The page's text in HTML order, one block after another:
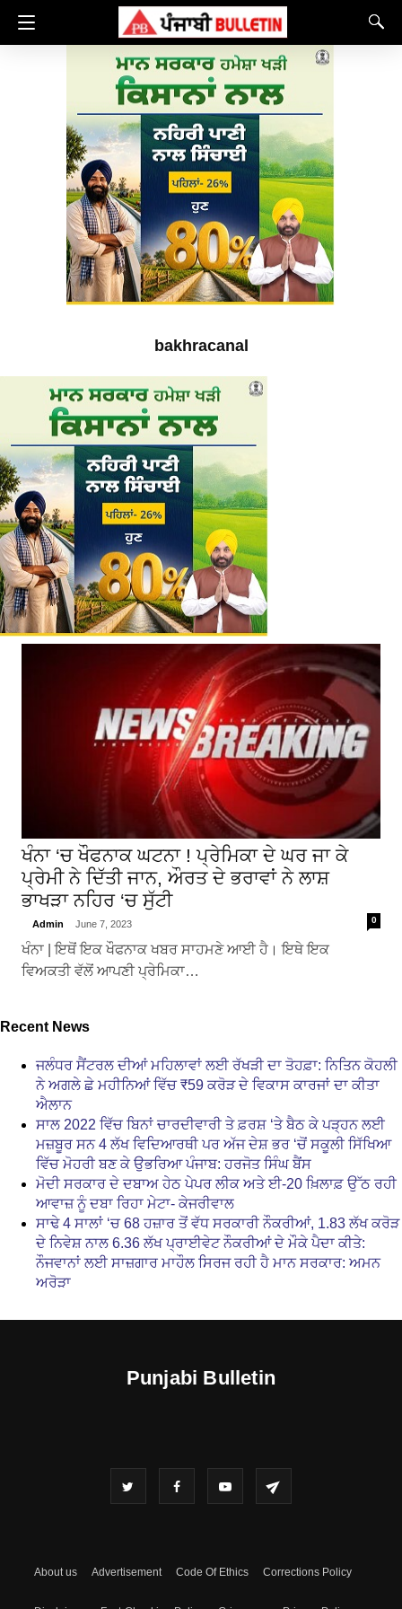
bakhracanal
ਖੰਨਾ ‘ਚ ਖੌਫਨਾਕ ਘਟਨਾ ! ਪ੍ਰੇਮਿਕਾ ਦੇ ਘਰ ਜਾ ਕੇ
ਪ੍ਰੇਮੀ ਨੇ ਦਿੱਤੀ ਜਾਨ, ਔਰਤ ਦੇ ਭਰਾਵਾਂ ਨੇ ਲਾਸ਼
ਭਾਖੜਾ ਨਹਿਰ ‘ਚ ਸੁੱਟੀ
Admin June 7, 2023 0
ਖੰਨਾ | ਇਥੋਂ ਇਕ ਖੌਫਨਾਕ ਖਬਰ ਸਾਹਮਣੇ ਆਈ ਹੈ। ਇਥੇ ਇਕ
ਵਿਅਕਤੀ ਵੱਲੋਂ ਆਪਣੀ ਪ੍ਰੇਮਿਕਾ…
Recent News
ਜਲੰਧਰ ਸੈਂਟਰਲ ਦੀਆਂ ਮਹਿਲਾਵਾਂ ਲਈ ਰੱਖੜੀ ਦਾ ਤੋਹਫ਼ਾ: ਨਿਤਿਨ ਕੋਹਲੀ
ਨੇ ਅਗਲੇ ਛੇ ਮਹੀਨਿਆਂ ਵਿੱਚ ₹59 ਕਰੋੜ ਦੇ ਵਿਕਾਸ ਕਾਰਜਾਂ ਦਾ ਕੀਤਾ
ਐਲਾਨ
ਸਾਲ 2022 ਵਿੱਚ ਬਿਨਾਂ ਚਾਰਦੀਵਾਰੀ ਤੇ ਫ਼ਰਸ਼ ‘ਤੇ ਬੈਠ ਕੇ ਪੜ੍ਹਨ ਲਈ
ਮਜ਼ਬੂਰ ਸਨ 4 ਲੱਖ ਵਿਦਿਆਰਥੀ ਪਰ ਅੱਜ ਦੇਸ਼ ਭਰ ‘ਚੋਂ ਸਕੂਲੀ ਸਿੱਖਿਆ
ਵਿੱਚ ਮੋਹਰੀ ਬਣ ਕੇ ਉਭਰਿਆ ਪੰਜਾਬ: ਹਰਜੋਤ ਸਿੰਘ ਬੈਂਸ
ਮੋਦੀ ਸਰਕਾਰ ਦੇ ਦਬਾਅ ਹੇਠ ਪੇਪਰ ਲੀਕ ਅਤੇ ਈ-20 ਖ਼ਿਲਾਫ਼ ਉੱਠ ਰਹੀ
ਆਵਾਜ਼ ਨੂੰ ਦਬਾ ਰਿਹਾ ਮੇਟਾ- ਕੇਜਰੀਵਾਲ
ਸਾਢੇ 4 ਸਾਲਾਂ ‘ਚ 68 ਹਜ਼ਾਰ ਤੋਂ ਵੱਧ ਸਰਕਾਰੀ ਨੌਕਰੀਆਂ, 1.83 ਲੱਖ ਕਰੋੜ
ਦੇ ਨਿਵੇਸ਼ ਨਾਲ 6.36 ਲੱਖ ਪ੍ਰਾਈਵੇਟ ਨੌਕਰੀਆਂ ਦੇ ਮੌਕੇ ਪੈਦਾ ਕੀਤੇ:
ਨੌਜਵਾਨਾਂ ਲਈ ਸਾਜ਼ਗਾਰ ਮਾਹੌਲ ਸਿਰਜ ਰਹੀ ਹੈ ਮਾਨ ਸਰਕਾਰ: ਅਮਨ
ਅਰੋੜਾ
Punjabi Bulletin
About us Advertisement Code Of Ethics Corrections Policy